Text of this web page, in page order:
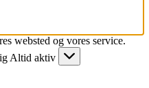
websted og vores service.
Altid aktiv